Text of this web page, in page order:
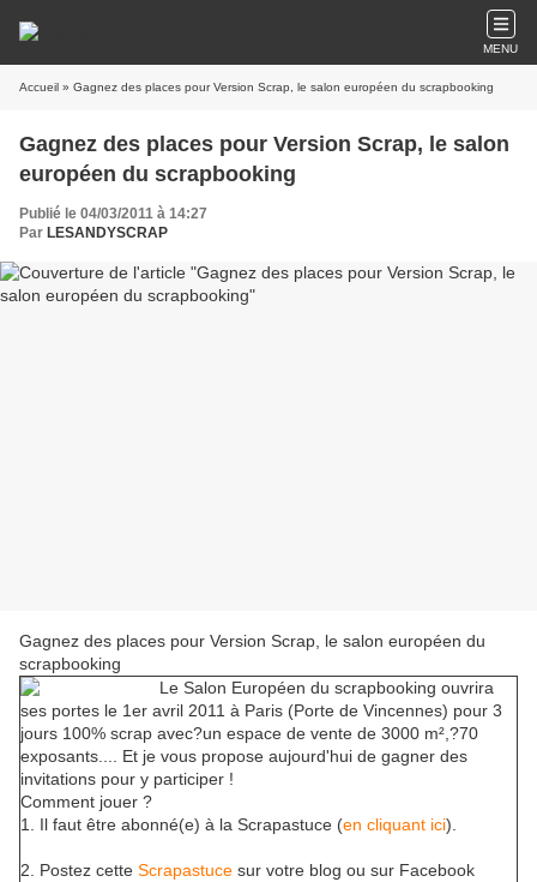
MENU
Accueil » Gagnez des places pour Version Scrap, le salon européen du scrapbooking
Gagnez des places pour Version Scrap, le salon
européen du scrapbooking
Publié le 04/03/2011 à 14:27
Par LESANDYSCRAP
Gagnez des places pour Version Scrap, le salon européen du
scrapbooking
Le Salon Européen du scrapbooking ouvrira
ses portes le 1er avril 2011 à Paris (Porte de Vincennes) pour 3
jours 100% scrap avec?un espace de vente de 3000 m²,?70
exposants.... Et je vous propose aujourd'hui de gagner des
invitations pour y participer !
Comment jouer ?
1. Il faut être abonné(e) à la Scrapastuce (en cliquant ici).
2. Postez cette Scrapastuce sur votre blog ou sur Facebook